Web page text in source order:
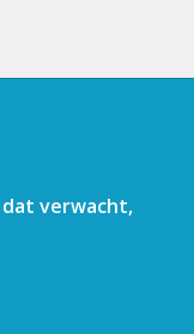
verwacht,